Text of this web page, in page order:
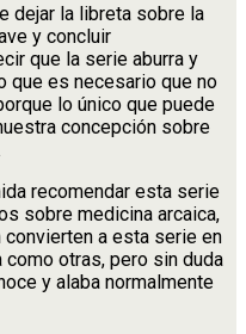
dejar la libreta sobre la
y concluir
que la serie aburra y
que es necesario que no
lo único que puede
concepción sobre
recomendar esta serie
sobre medicina arcaica,
a esta serie en
como otras, pero sin duda
y alaba normalmente